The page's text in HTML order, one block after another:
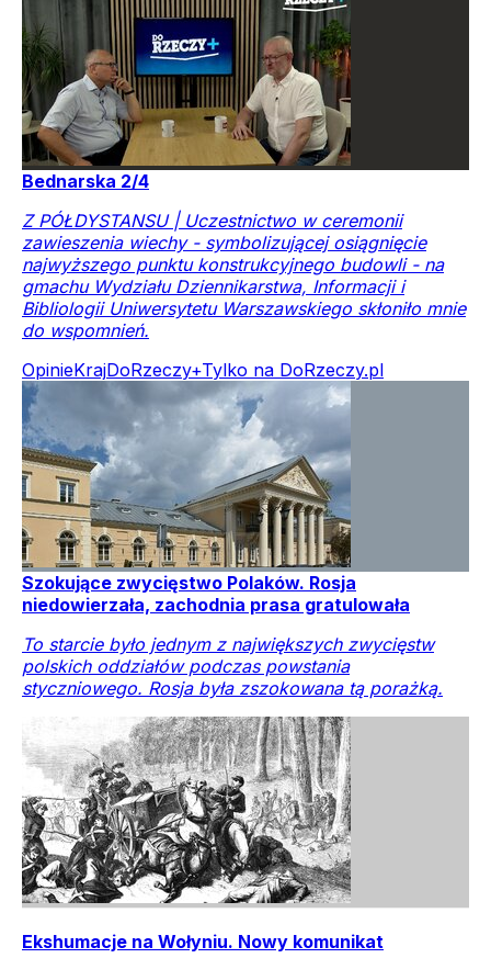
Bednarska 2/4
Z PÓŁDYSTANSU | Uczestnictwo w ceremonii
zawieszenia wiechy - symbolizującej osiągnięcie
najwyższego punktu konstrukcyjnego budowli - na
gmachu Wydziału Dziennikarstwa, Informacji i
Bibliologii Uniwersytetu Warszawskiego skłoniło mnie
do wspomnień.
OpinieKrajDoRzeczy+Tylko na DoRzeczy.pl
Szokujące zwycięstwo Polaków. Rosja
niedowierzała, zachodnia prasa gratulowała
To starcie było jednym z największych zwycięstw
polskich oddziałów podczas powstania
styczniowego. Rosja była zszokowana tą porażką.
Ekshumacje na Wołyniu. Nowy komunikat